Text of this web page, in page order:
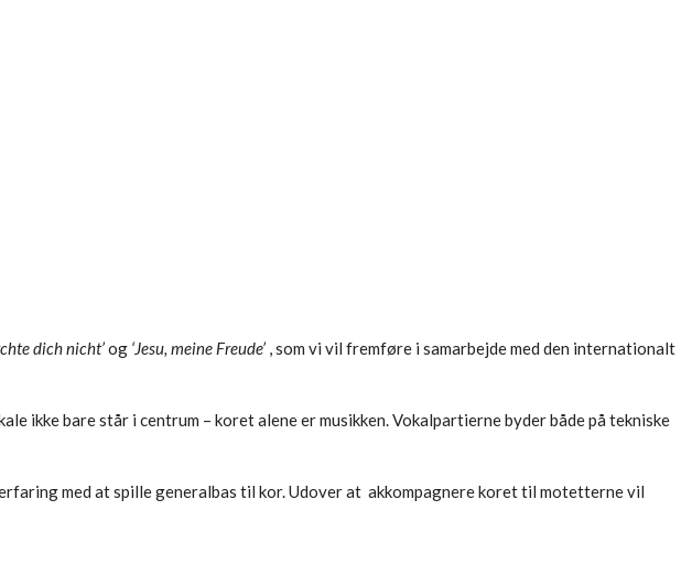
dich nicht’og ‘Jesu, meine Freude’ , som vi vil fremføre i samarbejde med den internationalt
bare står i centrum – koret alene er musikken. Vokalpartierne byder både på tekniske
med at spille generalbas til kor. Udover at akkompagnere koret til motetterne vil